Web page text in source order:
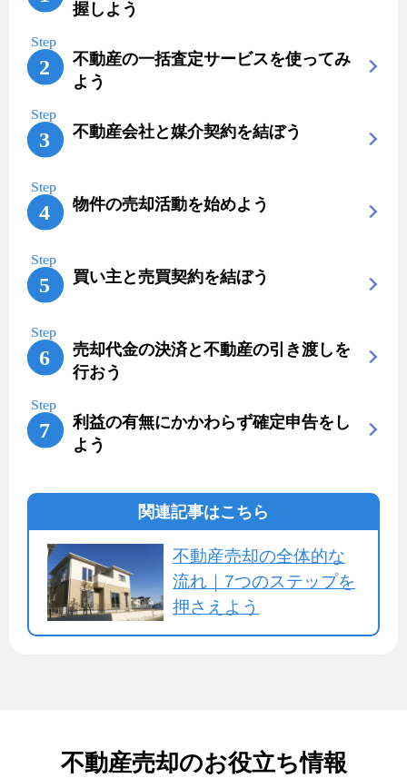
握しよう
不動産の一括査定サービスを使ってみ
よう
不動産会社と媒介契約を結ぼう
物件の売却活動を始めよう
買い主と売買契約を結ぼう
売却代金の決済と不動産の引き渡しを
行おう
利益の有無にかかわらず確定申告をし
よう
関連記事はこちら
不動産売却の全体的な
流れ｜7つのステップを
押さえよう
不動産売却のお役立ち情報